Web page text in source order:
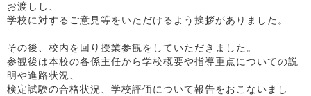
お渡しし、
学校に対するご意見等をいただけるよう挨拶がありました。
その後、校内を回り授業参観をしていただきました。
参観後は本校の各係主任から学校概要や指導重点についての説
明や進路状況、
検定試験の合格状況、学校評価について報告をおこないまし